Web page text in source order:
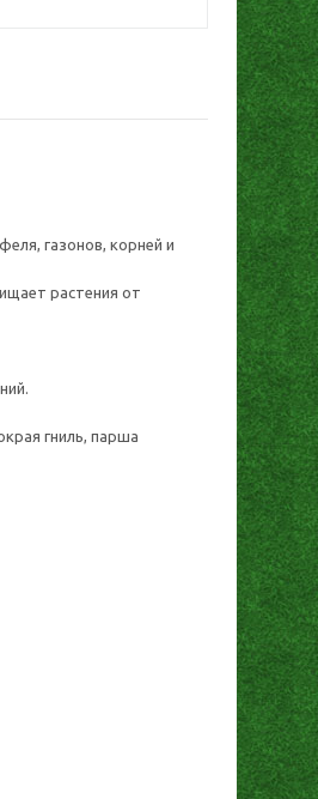
газонов, корней и
растения от
гниль, парша